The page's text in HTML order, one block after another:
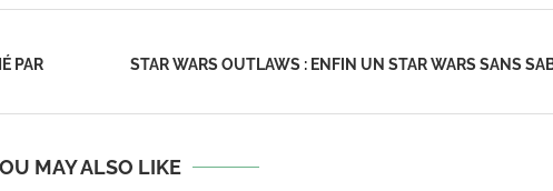
PAR
STAR WARS OUTLAWS : ENFIN UN STAR WARS SANS
MAY ALSO LIKE